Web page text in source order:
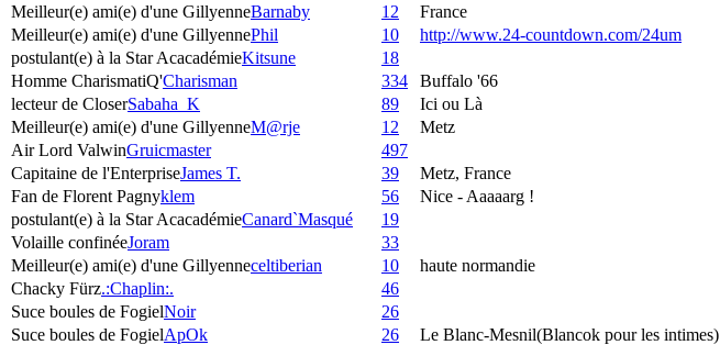
Meilleur(e) ami(e) d'une GillyenneBarnaby 12 France
Meilleur(e) ami(e) d'une GillyennePhil 10 http://www.24-countdown.com/24um
postulant(e) à la Star AcacadémieKitsune 18
Homme CharismatiQ'Charisman 334 Buffalo '66
lecteur de CloserSabaha_K 89 Ici ou Là
Meilleur(e) ami(e) d'une GillyenneM@rje 12 Metz
Air Lord ValwinGruicmaster 497
Capitaine de l'EnterpriseJames T. 39 Metz, France
Fan de Florent Pagnyklem 56 Nice - Aaaaarg !
postulant(e) à la Star AcacadémieCanard`Masqué 19
Volaille confinéeJoram 33
Meilleur(e) ami(e) d'une Gillyenneceltiberian 10 haute normandie
Chacky Fürz.:Chaplin:. 46
Suce boules de FogielNoir 26
Suce boules de FogielApOk 26 Le Blanc-Mesnil(Blancok pour les intimes)